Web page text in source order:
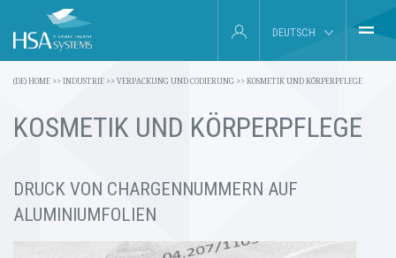
DEUTSCH
ENGLISH
FRANÇAIS
(DE) HOME
INDUSTRIE
ÜBER UNS
(DE) HOME >>INDUSTRIE >>VERPACKUNG UND CODIERUNG >>KOSMETIK UND KÖRPERPFLEGE
KOSMETIK UND KÖRPERPFLEGE
DRUCK VON CHARGENNUMMERN AUF
ALUMINIUMFOLIEN